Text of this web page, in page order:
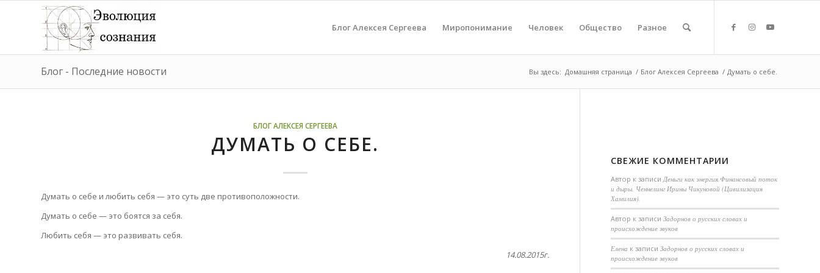
Блог Алексея Сергеева Миропонимание Человек Общество Разное
Блог - Последние новости Вы здесь: Домашняя страница / Блог Алексея Сергеева / Думать о себе.
БЛОГ АЛЕКСЕЯ СЕРГЕЕВА
ДУМАТЬ О СЕБЕ.
Думать о себе и любить себя — это суть две противоположности.
Думать о себе — это боятся за себя.
Любить себя — это развивать себя.
14.08.2015г.
СВЕЖИЕ КОММЕНТАРИИ
Автор к записиДеньги как энергия.Финансовый поток
и дыры. Ченнелинг Ирины Чикуновой (Цивилизация
Хамилия).
Aвтор к записиЗадорнов о русских словах и
происхождение звуков
Елена к записиЗадорнов о русских словах и
происхождение звуков